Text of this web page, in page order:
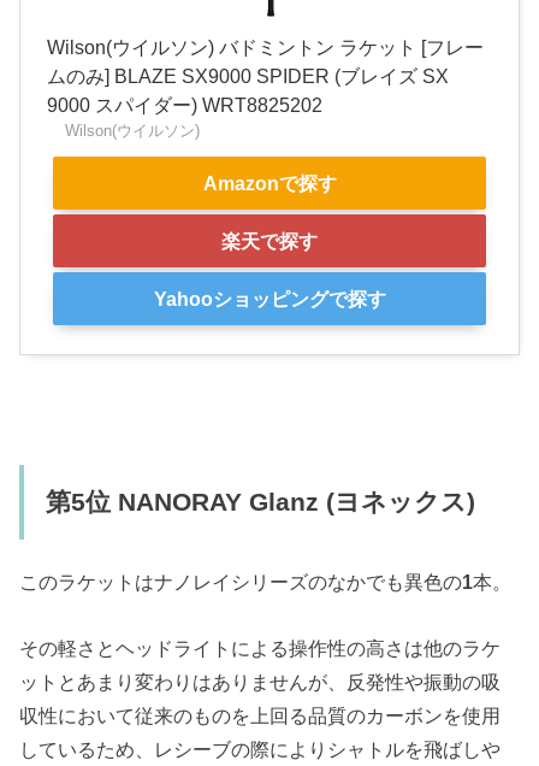
Wilson(ウイルソン) バドミントン ラケット [フレー
ムのみ] BLAZE SX9000 SPIDER (ブレイズ SX
9000 スパイダー) WRT8825202
Wilson(ウイルソン)
Amazonで探す
楽天で探す
Yahooショッピングで探す
第5位 NANORAY Glanz (ヨネックス)
このラケットはナノレイシリーズのなかでも異色の1本。
その軽さとヘッドライトによる操作性の高さは他のラケ
ットとあまり変わりはありませんが、反発性や振動の吸
収性において従来のものを上回る品質のカーボンを使用
しているため、レシーブの際によりシャトルを飛ばしや